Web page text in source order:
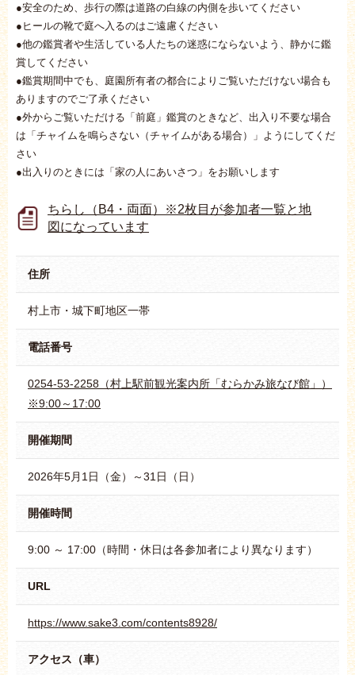
●安全のため、歩行の際は道路の白線の内側を歩いてください
●ヒールの靴で庭へ入るのはご遠慮ください
●他の鑑賞者や生活している人たちの迷惑にならないよう、静かに鑑
賞してください
●鑑賞期間中でも、庭園所有者の都合によりご覧いただけない場合も
ありますのでご了承ください
●外からご覧いただける「前庭」鑑賞のときなど、出入り不要な場合
は「チャイムを鳴らさない（チャイムがある場合）」ようにしてくだ
さい
●出入りのときには「家の人にあいさつ」をお願いします
ちらし（B4・両面）※2枚目が参加者一覧と地
図になっています
住所
村上市・城下町地区一帯
電話番号
0254-53-2258（村上駅前観光案内所「むらかみ旅なび館」）
※9:00～17:00
開催期間
2026年5月1日（金）～31日（日）
開催時間
9:00 ～ 17:00（時間・休日は各参加者により異なります）
URL
https://www.sake3.com/contents8928/
アクセス（車）